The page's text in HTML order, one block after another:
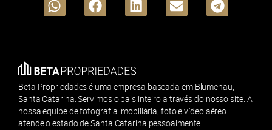
Beta Propriedades é uma empresa baseada em Blumenau,
Santa Catarina. Servimos o pais inteiro a través do nosso site. A
nossa equipe de fotografia imobiliária, foto e vídeo aéreo
atende o estado de Santa Catarina pessoalmente.